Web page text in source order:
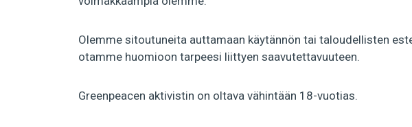
Olemme sitoutuneita auttamaan käytännön tai taloudellisten
otamme huomioon tarpeesi liittyen saavutettavuuteen.
Greenpeacen aktivistin on oltava vähintään 18-vuotias.